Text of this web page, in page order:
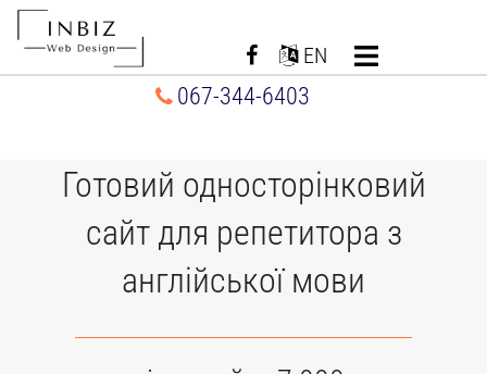
Перейти
EN
067-344-6403
Готовий односторінковий
сайт для репетитора з
англійської мови